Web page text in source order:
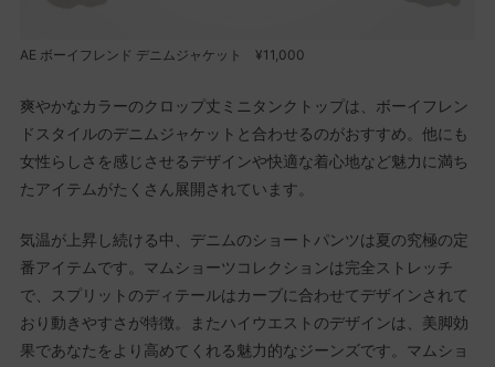
AE ボーイフレンド デニムジャケット ¥11,000
爽やかなカラーのクロップ丈ミニタンクトップは、ボーイフレン
ドスタイルのデニムジャケットと合わせるのがおすすめ。他にも
女性らしさを感じさせるデザインや快適な着心地など魅力に満ち
たアイテムがたくさん展開されています。
気温が上昇し続ける中、デニムのショートパンツは夏の究極の定
番アイテムです。マムショーツコレクションは完全ストレッチ
で、スプリットのディテールはカーブに合わせてデザインされて
おり動きやすさが特徴。またハイウエストのデザインは、美脚効
果であなたをより高めてくれる魅力的なジーンズです。マムショ